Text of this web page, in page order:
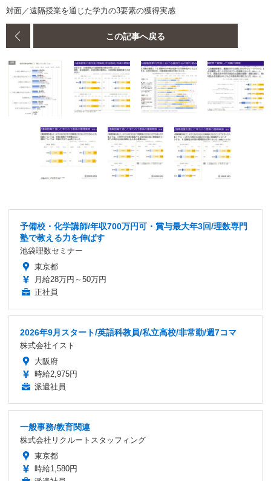
対面／遠隔授業を通じた学力の3要素の獲得実感
この記事へ戻る
予備校・化学講師/年収700万円可・賞与最大年3回/理数専門
塾で教える力を伸ばす
池袋理数セミナー
東京都
月給28万円～50万円
正社員
2026年9月スタート/英語科教員/私立高校/非常勤/週7コマ
株式会社イスト
大阪府
時給2,975円
派遣社員
一般事務/教育関連
株式会社リクルートスタッフィング
東京都
時給1,580円